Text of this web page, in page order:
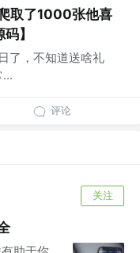
取了1000张他喜
】
了，不知道送啥礼
评论
关注